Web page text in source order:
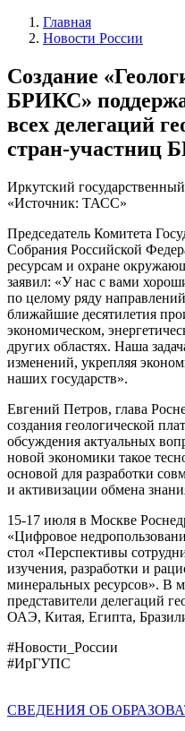
Главная
Новости России
Создание
БРИКС»
всех делегаций
стран-участниц
Иркутский
«Источник: ТАСС»
Председатель Комитета
Собрания Российской
ресурсам и охране
заявил: «У нас с вами
по целому ряду
ближайшие десятилетия
экономическом,
других областях. Наша
изменений, укрепляя
наших государств».
Евгений Петров, глава
создания геологической
обсуждения актуальных
новой экономики такое
основой для разработки
и активизации обмена
15-17 июля в Москве
«Цифровое
стол «Перспективы
изучения, разработки и
минеральных ресурсов». В
представители делегаций
ОАЭ, Китая, Египта,
#Новости_России
#ИрГУПС
СВЕДЕНИЯ ОБ